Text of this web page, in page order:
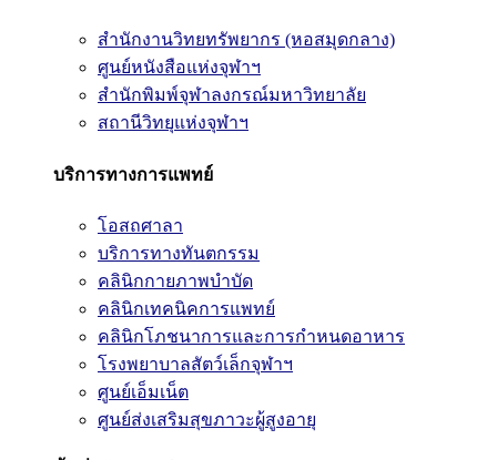
สำนักงานวิทยทรัพยากร (หอสมุดกลาง)
ศูนย์หนังสือแห่งจุฬาฯ
สำนักพิมพ์จุฬาลงกรณ์มหาวิทยาลัย
สถานีวิทยุแห่งจุฬาฯ
บริการทางการแพทย์
โอสถศาลา
บริการทางทันตกรรม
คลินิกกายภาพบำบัด
คลินิกเทคนิคการแพทย์
คลินิกโภชนาการและการกำหนดอาหาร
โรงพยาบาลสัตว์เล็กจุฬาฯ
ศูนย์เอ็มเน็ต
ศูนย์ส่งเสริมสุขภาวะผู้สูงอายุ